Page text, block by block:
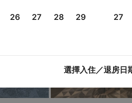
26 27 28 29 27
選擇入住／退房日